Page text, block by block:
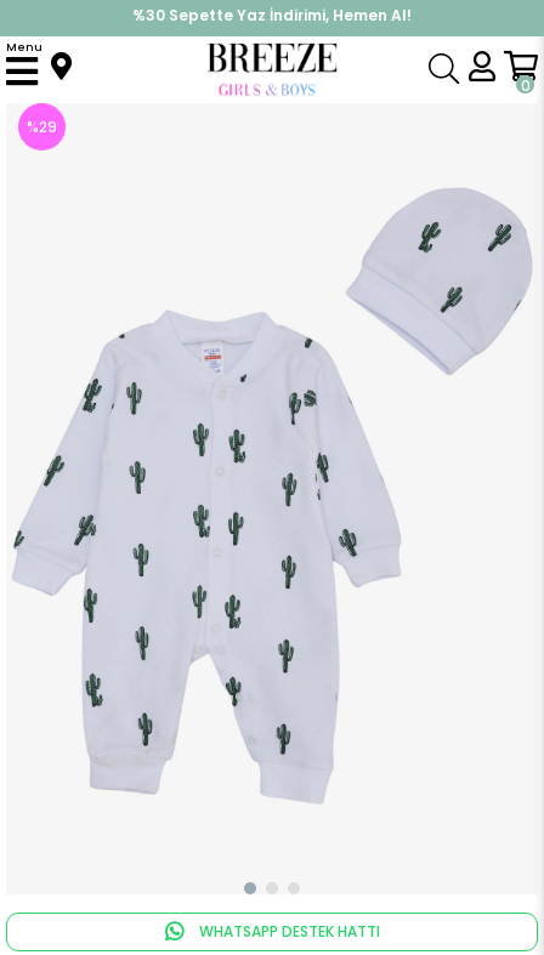
%30 Sepette Yaz İndirimi, Hemen Al!
İndirimlere ek %10 İndirimi Kap, Hemen Üye Ol!
0
Menu
Anasayfa Tulum
%29
WHATSAPP DESTEK HATTI